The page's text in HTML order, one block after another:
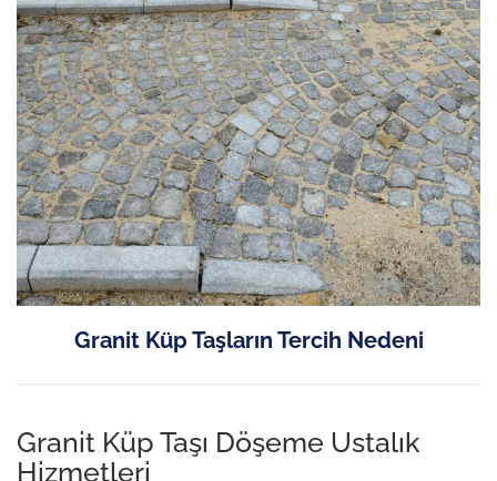
Granit Küp Taşların Tercih Nedeni
Granit Küp Taşı Döşeme Ustalık
Hizmetleri